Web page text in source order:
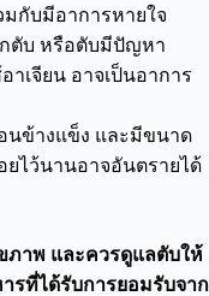
มกับมีอาการหายใจ
ตับ หรือตับมีปัญหา
เจียน อาจเป็นอาการ
นข้างแข็ง และมีขนาด
ไว้นานอาจอันตรายได้
ภาพ และควรดูแลตับให้
รที่ได้รับการยอมรับจาก